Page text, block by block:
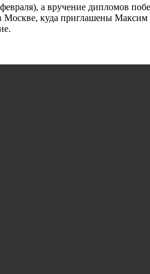
а вручение дипломов
куда приглашены